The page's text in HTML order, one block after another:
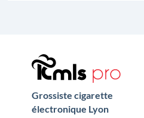
Grossiste cigarette
électronique Lyon